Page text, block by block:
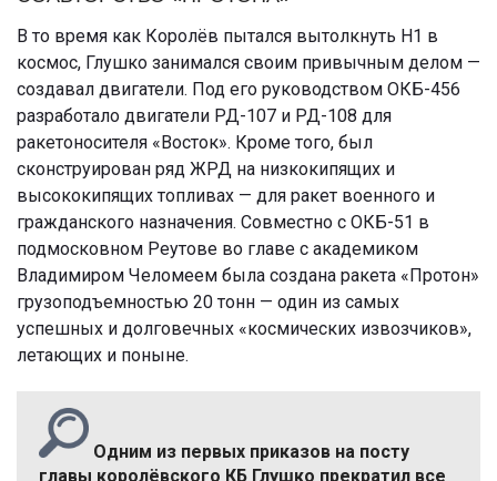
В то время как Королёв пытался вытолкнуть Н1 в
космос, Глушко занимался своим привычным делом —
создавал двигатели. Под его руководством ОКБ-456
разработало двигатели РД-107 и РД-108 для
ракетоносителя «Восток». Кроме того, был
сконструирован ряд ЖРД на низкокипящих и
высококипящих топливах — для ракет военного и
гражданского назначения. Совместно с ОКБ-51 в
подмосковном Реутове во главе с академиком
Владимиром Челомеем была создана ракета «Протон»
грузоподъемностью 20 тонн — один из самых
успешных и долговечных «космических извозчиков»,
летающих и поныне.
Одним из первых приказов на посту
главы королёвского КБ Глушко прекратил все